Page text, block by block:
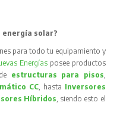
solar?
para todo tu equipamiento y
Energíasposee productos
estructuras para pisos
CC, hasta Inversores
Híbridos , siendo esto el